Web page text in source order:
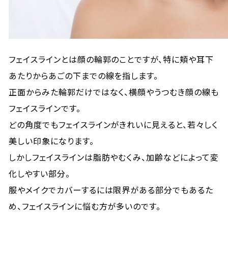
フェイスラインとは顔の輪郭のことですが、特に頬や耳下
あたりからあごの下までの線を指します。
正面からみた輪郭だけではなく、横顔やうつむき顔の線も
フェイスラインです。
どの角度でもフェイスラインがきれいに見えると、若々しく
美しい印象になります。
しかしフェイスラインは脂肪やむくみ、加齢などによって変
化しやすい部分。
服やメイクでカバーするには限界がある部分でもあるた
め、フェイスラインに悩む方が多いのです。